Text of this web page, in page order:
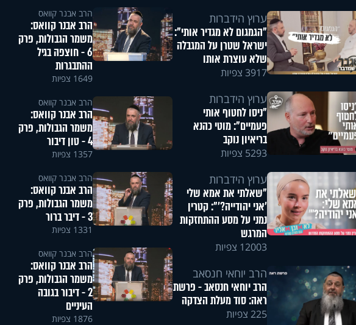
ערוץ הידברות
"הגמגום לא מגדיר אותי":
ישראל שטרן על המגבלה
שלא עוצרת אותו
3917 צפיות
ערוץ הידברות
"ניסו לחטוף אותי
פעמיים": מוטי כהנא
בריאיון נוקב
5293 צפיות
ערוץ הידברות
"שאלתי את אמא שלי
'אני יהודייה?'": קטרין
נמני על מסע ההתחזקות
המרגש
12003 צפיות
הרב יוחאי חנסאב
הרב יוחאי חנסאב - פרשת
ראה: סוד מעלת הצדקה
225 צפיות
הרב אבנר קוואס
הרב אבנר קוואס:
משמר הגבולות, פרק
6 - חוצפה בגיל
ההתבגרות
1649 צפיות
הרב אבנר קוואס
הרב אבנר קוואס:
משמר הגבולות, פרק
4 - טון דיבור
1357 צפיות
הרב אבנר קוואס
הרב אבנר קוואס:
משמר הגבולות, פרק
3 - דיבר ברור
1331 צפיות
הרב אבנר קוואס
הרב אבנר קוואס:
משמר הגבולות, פרק
2 - דיבור בגובה
העיניים
1876 צפיות